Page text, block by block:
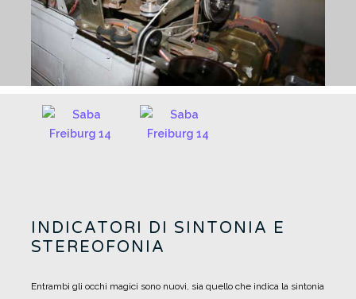
INDICATORI DI SINTONIA E
STEREOFONIA
Entrambi gli occhi magici sono nuovi, sia quello che indica la sintonia